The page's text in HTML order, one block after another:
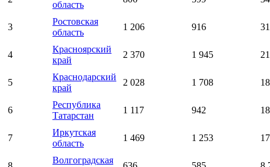
область
3
Ростовская
область
1 206 916
4
Красноярский
край
2 370 1 945
5
Краснодарский
край
2 028 1 708
6
Республика
Татарстан
1 117 942
7
Иркутская
область
1 469 1 253
Волгоградская